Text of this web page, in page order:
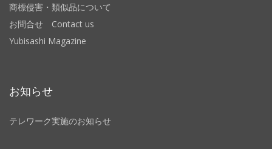
商標侵害・類似品について
お問合せ Contact us
Yubisashi Magazine
お知らせ
テレワーク実施のお知らせ